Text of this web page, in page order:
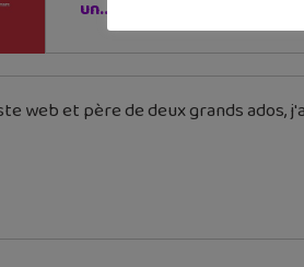
un...
web et père de deux grands